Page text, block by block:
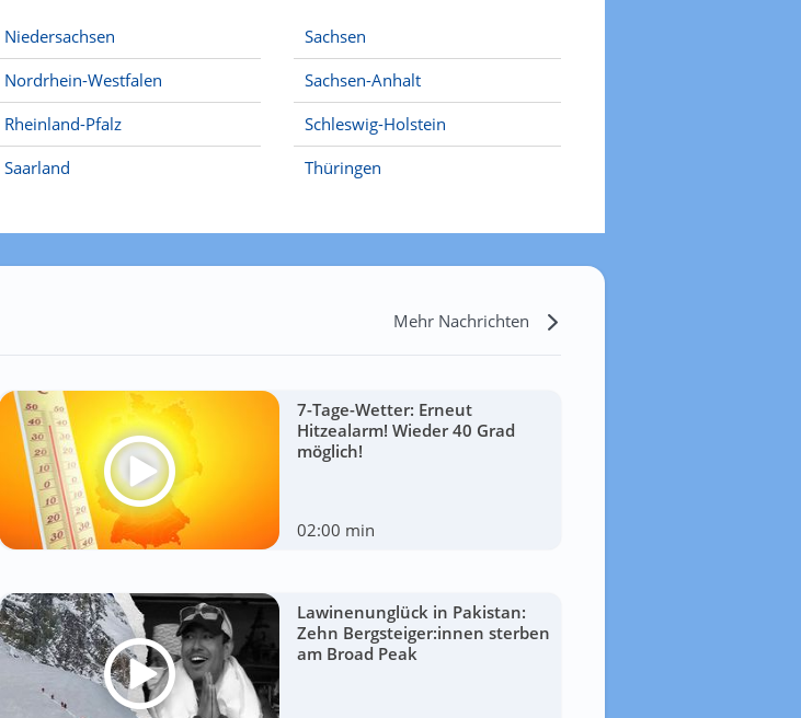
Niedersachsen
Nordrhein-Westfalen
Rheinland-Pfalz
Saarland
Sachsen
Sachsen-Anhalt
Schleswig-Holstein
Thüringen
Mehr Nachrichten
7-Tage-Wetter: Erneut
Hitzealarm! Wieder 40 Grad
möglich!
02:00 min
Lawinenunglück in Pakistan:
Zehn Bergsteiger:innen sterben
am Broad Peak